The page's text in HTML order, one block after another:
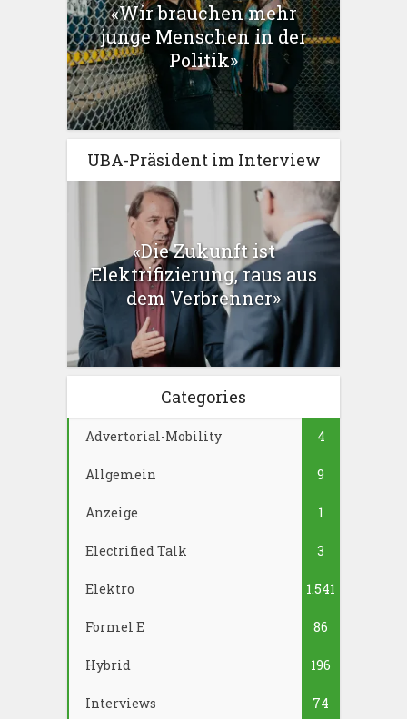
«Wir brauchen mehr
junge Menschen in der
Politik»
UBA-Präsident im Interview
«Die Zukunft ist
Elektrifizierung, raus aus
dem Verbrenner»
Categories
Advertorial-Mobility 4
Allgemein 9
Anzeige 1
Electrified Talk 3
Elektro 1.541
Formel E 86
Hybrid 196
Interviews 74